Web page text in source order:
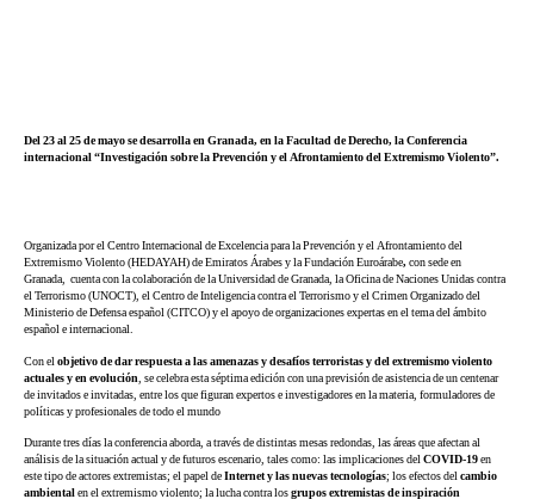
Del 23 al 25 de mayo se desarrolla en Granada, en la Facultad de Derecho, la Conferencia
internacional “Investigación sobre la Prevención y el Afrontamiento del Extremismo Violento”.
Organizada por elCentro Internacional de Excelencia para la Prevención y el Afrontamiento del
Extremismo Violento (HEDAYAH) de Emiratos Árabes y la Fundación Euroárabe, con sede en
Granada, cuenta con la colaboración de la Universidad de Granada, la Oficina de Naciones Unidas contra
el Terrorismo (UNOCT), el Centro de Inteligencia contra el Terrorismo y el Crimen Organizado del
Ministerio de Defensa español (CITCO) y el apoyo de organizaciones expertas en el tema del ámbito
español e internacional.
Con elobjetivo de dar respuesta a las amenazas y desafíos terroristas y del extremismo violento
actuales y en evolución, se celebra esta séptima edición con una previsión de asistencia de un centenar
de invitados e invitadas, entre los que figuran expertos e investigadores en la materia, formuladores de
políticas y profesionales de todo el mundo
Durante tres días la conferencia aborda, a través de distintas mesas redondas, las áreas que afectan al
análisis de la situación actual y de futuros escenario, tales como: las implicaciones delCOVID-19en
este tipo de actores extremistas; el papel deInternet y las nuevas tecnologías; los efectos delcambio
ambientalen el extremismo violento; la lucha contra losgrupos extremistas de inspiración